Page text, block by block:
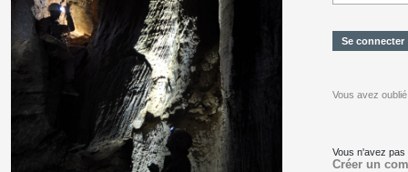
Vous avez
Vous n'avez
Créer un